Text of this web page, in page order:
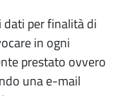
per finalità di
in ogni
prestato ovvero
una e-mail